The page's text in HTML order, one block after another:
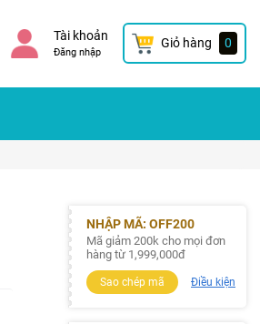
Tài khoản
Đăng nhập
Giỏ hàng 0
NHẬP MÃ: OFF200
Mã giảm 200k cho mọi đơn
hàng từ 1,999,000đ
Sao chép mã Điều kiện